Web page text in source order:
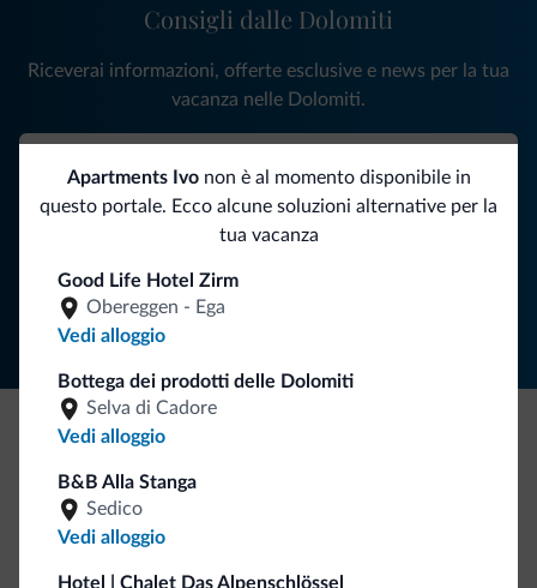
Apartments Ivonon è al momento disponibile in
questo portale. Ecco alcune soluzioni alternative per la
tua vacanza
Good Life Hotel Zirm
Obereggen - Ega
Vedi alloggio
Bottega dei prodotti delle Dolomiti
Selva di Cadore
Vedi alloggio
B&B Alla Stanga
Sedico
Vedi alloggio
Hotel | Chalet Das Alpenschlössel
Segui Dolomiti.it
Consigli dalle Dolomiti
Riceverai informazioni, offerte esclusive e news per la tua
vacanza nelle Dolomiti.
ISCRIVITI ALLA NEWSLETTER
Ce l'avete chiesto in tanti. Ecco la nuova collezione firmata
Dolomiti.it!